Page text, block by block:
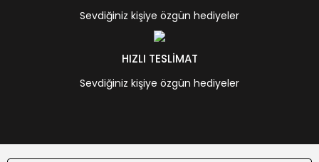
Sevdiğiniz kişiye özgün hediyeler
HIZLI TESLİMAT
Sevdiğiniz kişiye özgün hediyeler